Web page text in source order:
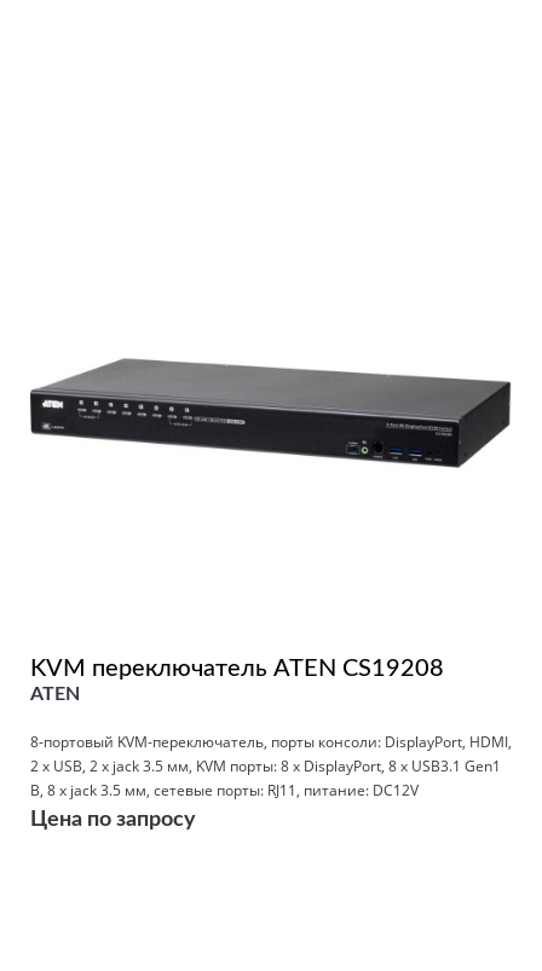
KVM переключатель ATEN CS19208
ATEN
8-портовый KVM-переключатель, порты консоли: DisplayPort, HDMI,
2 x USB, 2 x jack 3.5 мм, KVM порты: 8 x DisplayPort, 8 x USB3.1 Gen1
B, 8 x jack 3.5 мм, сетевые порты: RJ11, питание: DC12V
Цена по запросу